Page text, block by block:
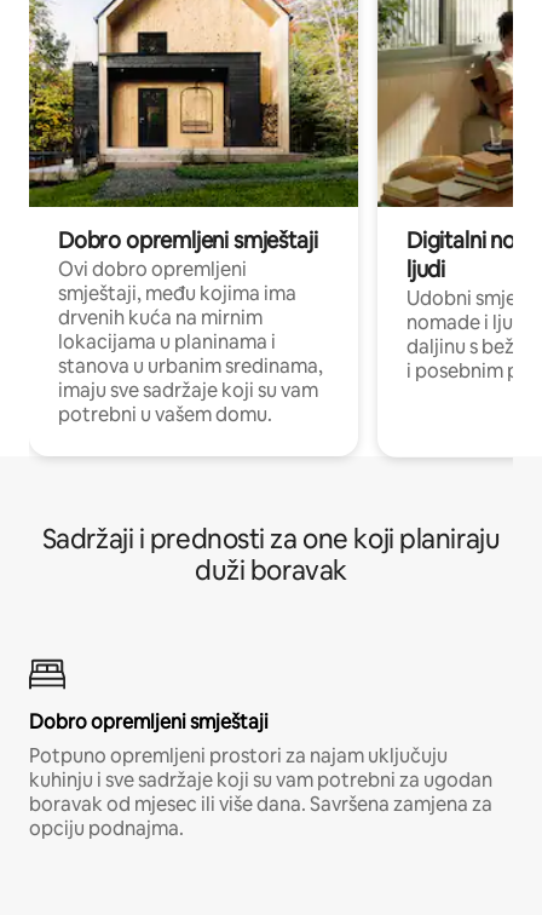
Dobro opremljeni smještaji
Ovi dobro opremljeni
smještaji, među kojima ima
drvenih kuća na mirnim
lokacijama u planinama i
stanova u urbanim sredinama,
imaju sve sadržaje koji su vam
potrebni u vašem domu.
Digitalni
ljudi
Udobni
nomade i ljude
daljinu s
i posebnim
Sadržaji i prednosti za one koji planiraju
duži boravak
Dobro opremljeni smještaji
Potpuno opremljeni prostori za najam uključuju
kuhinju i sve sadržaje koji su vam potrebni za ugodan
boravak od mjesec ili više dana. Savršena zamjena za
opciju podnajma.